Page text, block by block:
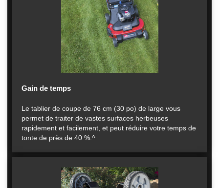
Gain de temps
Le tablier de coupe de 76 cm (30 po) de large vous
permet de traiter de vastes surfaces herbeuses
rapidement et facilement, et peut réduire votre temps de
tonte de près de 40 %.^